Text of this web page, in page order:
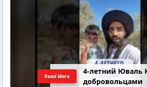
4-летний Юваль
добровольцами
Read More